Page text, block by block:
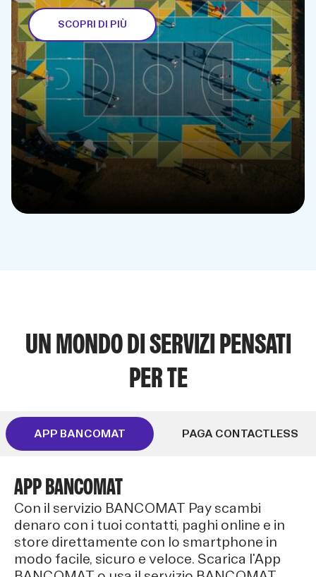
SCOPRI DI PIÙ
UN MONDO DI SERVIZI PENSATI
PER TE
APP BANCOMAT PAGA CONTACTLESS
APP BANCOMAT
Con il servizio BANCOMAT Pay scambi
denaro con i tuoi contatti, paghi online e in
store direttamente con lo smartphone in
modo facile, sicuro e veloce. Scarica l'App